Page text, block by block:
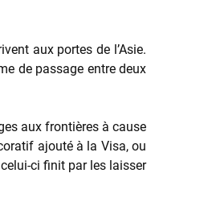
aux portes de l’Asie.
de passage entre deux
aux frontières à cause
ajouté à la Visa, ou
ci finit par les laisser